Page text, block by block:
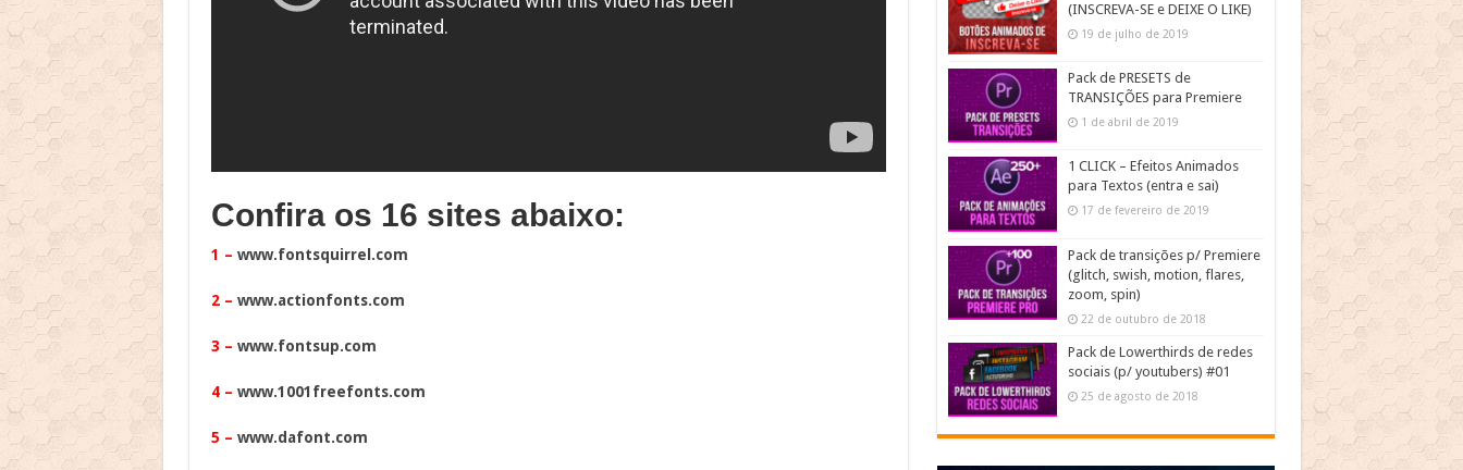
Confira os 16 sites abaixo:
1 – www.fontsquirrel.com
2 – www.actionfonts.com
3 – www.fontsup.com
4 – www.1001freefonts.com
5 – www.dafont.com
(INSCREVA-SE e DEIXE O LIKE)
19 de julho de 2019
Pack de PRESETS de
TRANSIÇÕES para Premiere
1 de abril de 2019
1 CLICK – Efeitos Animados
para Textos (entra e sai)
17 de fevereiro de 2019
Pack de transições p/ Premiere
(glitch, swish, motion, flares,
zoom, spin)
22 de outubro de 2018
Pack de Lowerthirds de redes
sociais (p/ youtubers) #01
25 de agosto de 2018